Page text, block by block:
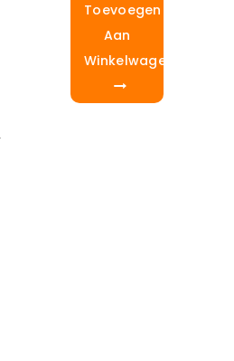
Toevoegen
Aan
Winkelwagen